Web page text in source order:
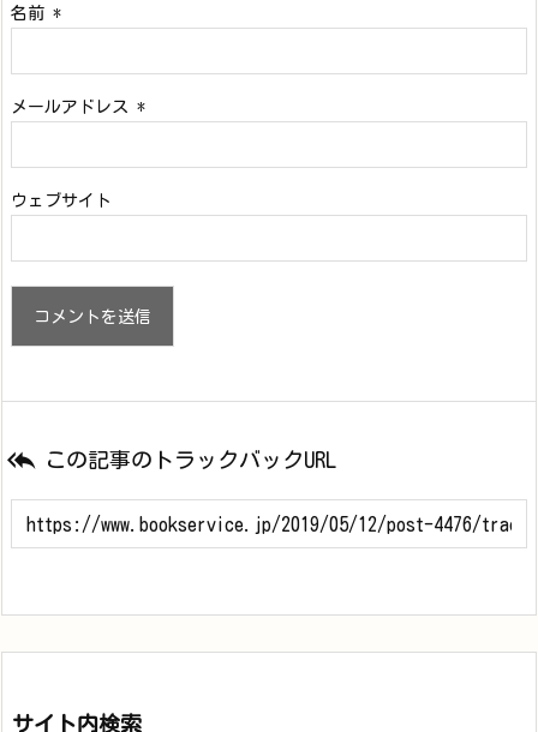
名前 *
メールアドレス *
ウェブサイト
 この記事のトラックバックURL
サイト内検索